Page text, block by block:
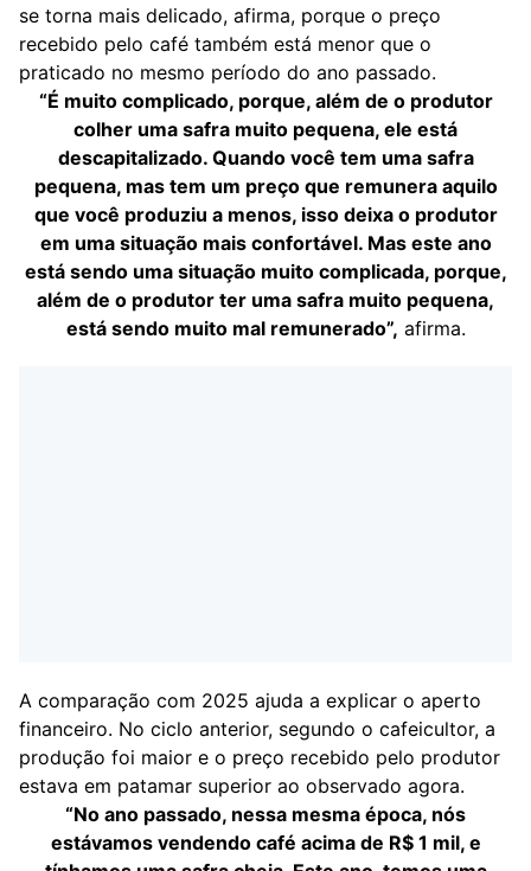
se torna mais delicado, afirma, porque o preço
recebido pelo café também está menor que o
praticado no mesmo período do ano passado.
“É muito complicado, porque, além de o produtor
colher uma safra muito pequena, ele está
descapitalizado. Quando você tem uma safra
pequena, mas tem um preço que remunera aquilo
que você produziu a menos, isso deixa o produtor
em uma situação mais confortável. Mas este ano
está sendo uma situação muito complicada, porque,
além de o produtor ter uma safra muito pequena,
está sendo muito mal remunerado”, afirma.
A comparação com 2025 ajuda a explicar o aperto
financeiro. No ciclo anterior, segundo o cafeicultor, a
produção foi maior e o preço recebido pelo produtor
estava em patamar superior ao observado agora.
“No ano passado, nessa mesma época, nós
estávamos vendendo café acima de R$ 1 mil, e